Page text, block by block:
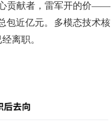
心贡献者，雷军开的价——
包近亿元。多模态技术核
离职。